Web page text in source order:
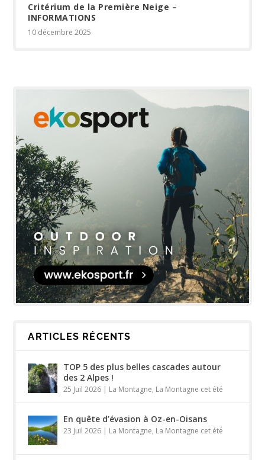
Critérium de la Première Neige –
INFORMATIONS
10 décembre 2025
ARTICLES RÉCENTS
TOP 5 des plus belles cascades autour
des 2 Alpes !
25 Juil 2026 | La Montagne, La Montagne cet été
En quête d’évasion à Oz-en-Oisans
23 Juil 2026 | La Montagne, La Montagne cet été